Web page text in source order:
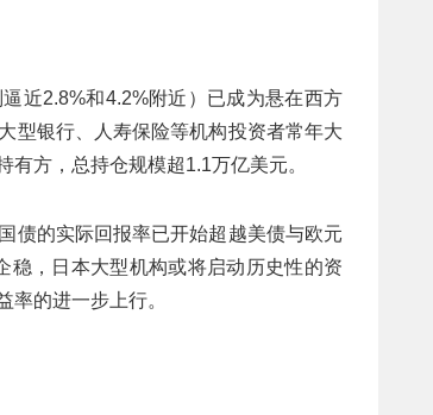
近2.8%和4.2%附近）已成为悬在西方
型银行、人寿保险等机构投资者常年大
方，总持仓规模超1.1万亿美元。
债的实际回报率已开始超越美债与欧元
稳，日本大型机构或将启动历史性的资
的进一步上行。